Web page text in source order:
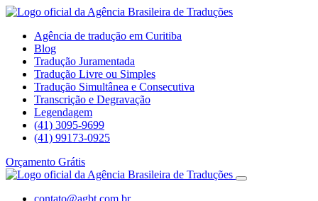
Agência de tradução em Curitiba
Blog
Tradução Juramentada
Tradução Livre ou Simples
Tradução Simultânea e Consecutiva
Transcrição e Degravação
Legendagem
(41) 3095-9699
(41) 99173-0925
Orçamento Grátis
contato@agbt.com.br